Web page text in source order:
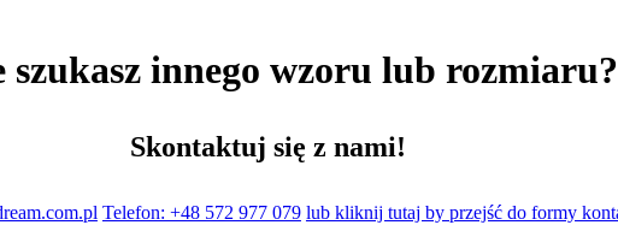
szukasz innego wzoru lub rozmiaru?
Skontaktuj się z nami!
Telefon: +48 572 977 079 lub kliknij tutaj by przejść do formy